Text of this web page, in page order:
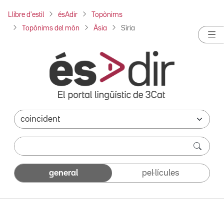
Llibre d'estil ésAdir Topònims
Topònims del món Àsia Síria
general pel·lícules